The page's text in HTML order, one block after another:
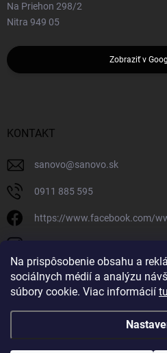
Na prispôsobenie obsahu a
sociálnych médií a analýzu
súbory cookie. Viac informácií tu
Na Priehon 298/2
Nitra 949 05
Zobraziť v
KONTAKT
sanovo@sanovo.sk
0911 885 595
https://www.facebook.com/